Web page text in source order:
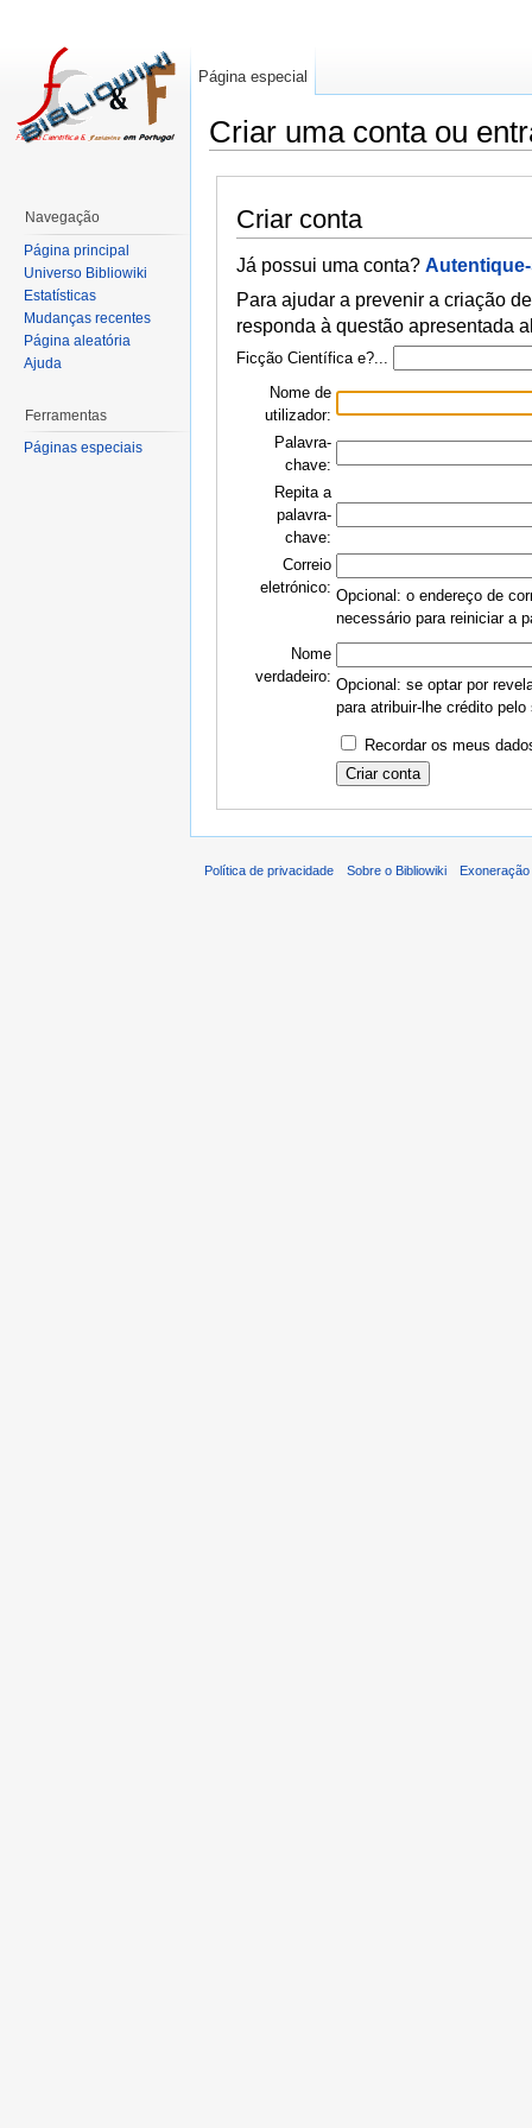
Criar uma conta ou
Criar conta
Já possui uma conta?
Para ajudar a prevenir a criação
responda à questão apresentada
Ficção Científica e?...
Nome de
utilizador:
Palavra-
chave:
Repita a
palavra-
chave:
Correio
eletrónico: Opcional: o endereço de
necessário para reiniciar a
Nome
verdadeiro: Opcional: se optar por
para atribuir-lhe crédito pelo
Recordar os meus
Página especial
Navegação
Página principal
Universo Bibliowiki
Estatísticas
Mudanças recentes
Página aleatória
Ajuda
Ferramentas
Páginas especiais
Política de privacidade Sobre o Bibliowiki